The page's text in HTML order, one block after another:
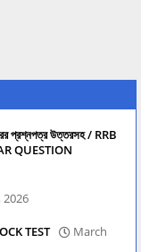
প্রশ্নপত্র উত্তরসহ / RRB
QUESTION
2026
TEST
March